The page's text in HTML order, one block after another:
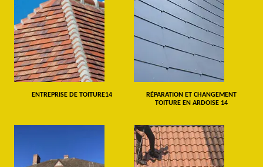
ENTREPRISE DE TOITURE14
RÉPARATION ET CHANGEMENT
TOITURE EN ARDOISE 14